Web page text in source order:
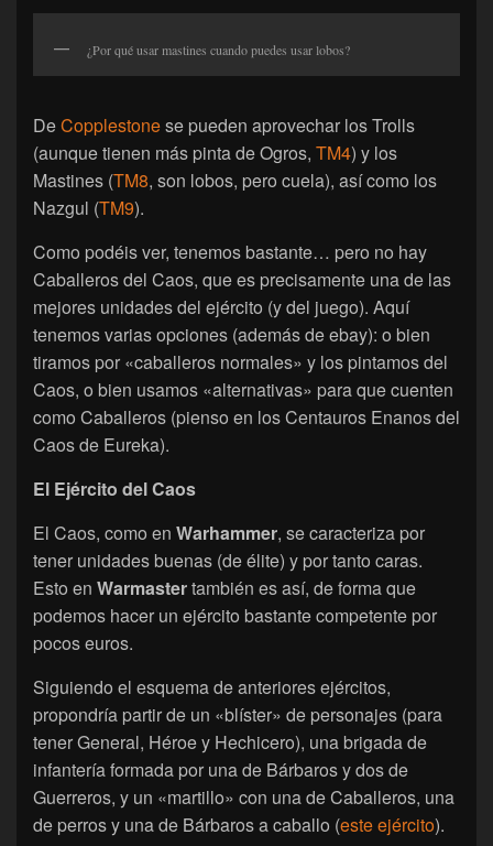
¿Por qué usar mastines cuando puedes usar lobos?
DeCopplestonese pueden aprovechar los Trolls
(aunque tienen más pinta de Ogros, TM4) y los
Mastines (TM8, son lobos, pero cuela), así como los
Nazgul (TM9).
Como podéis ver, tenemos bastante… pero no hay
Caballeros del Caos, que es precisamente una de las
mejores unidades del ejército (y del juego). Aquí
tenemos varias opciones (además de ebay): o bien
tiramos por «caballeros normales» y los pintamos del
Caos, o bien usamos «alternativas» para que cuenten
como Caballeros (pienso en los Centauros Enanos del
Caos de Eureka).
El Ejército del Caos
El Caos, como en Warhammer, se caracteriza por
tener unidades buenas (de élite) y por tanto caras.
Esto en Warmastertambién es así, de forma que
podemos hacer un ejército bastante competente por
pocos euros.
Siguiendo el esquema de anteriores ejércitos,
propondría partir de un «blíster» de personajes (para
tener General, Héroe y Hechicero), una brigada de
infantería formada por una de Bárbaros y dos de
Guerreros, y un «martillo» con una de Caballeros, una
de perros y una de Bárbaros a caballo (este ejército).